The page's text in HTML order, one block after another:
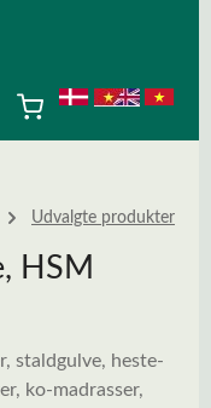
Udvalgte produkter
HSM
staldgulve, heste-
ko-madrasser,